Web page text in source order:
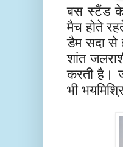
बस स्टैंड के
मैच होते
डैम सदा से
शांत
करती है।
भी